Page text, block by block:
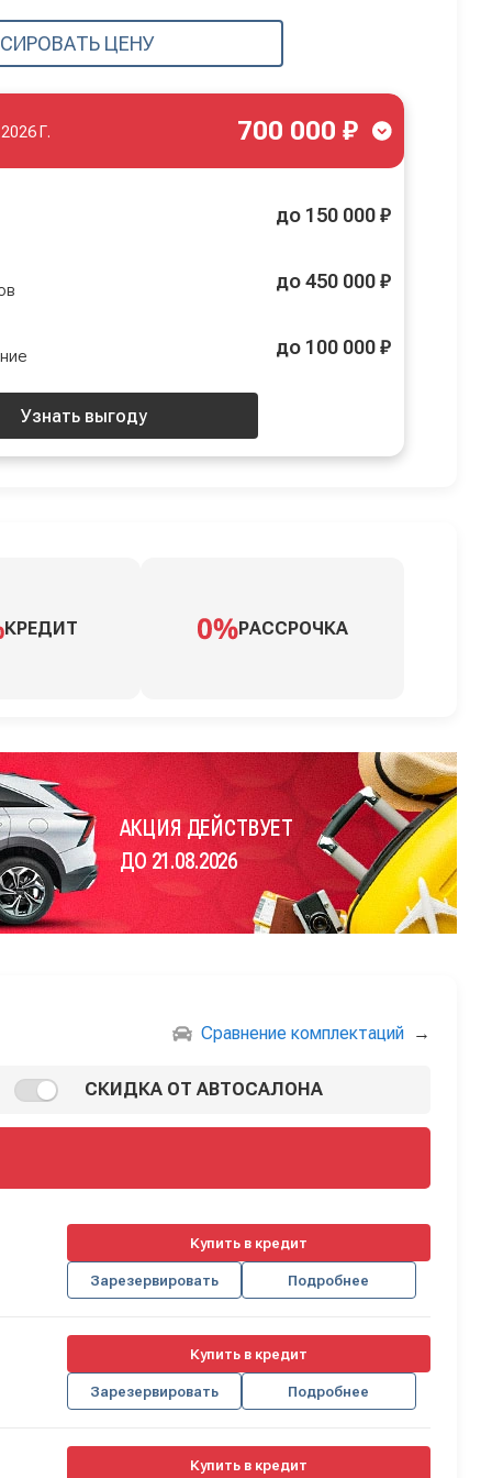
ЦЕНУ
Г. 700 000 ₽
до 150 000 ₽
до 450 000 ₽
до 100 000 ₽
Узнать выгоду
КРЕДИТ РАССРОЧКА
АКЦИЯ ДЕЙСТВУЕТ
ДО 21.08.2026
Сравнение комплектаций →
СКИДКА ОТ АВТОСАЛОНА
Купить в кредит
Зарезервировать Подробнее
Купить в кредит
Зарезервировать Подробнее
Купить в кредит